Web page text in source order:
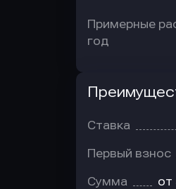
Примерные
год
Ставка
Первый взнос
Сумма от